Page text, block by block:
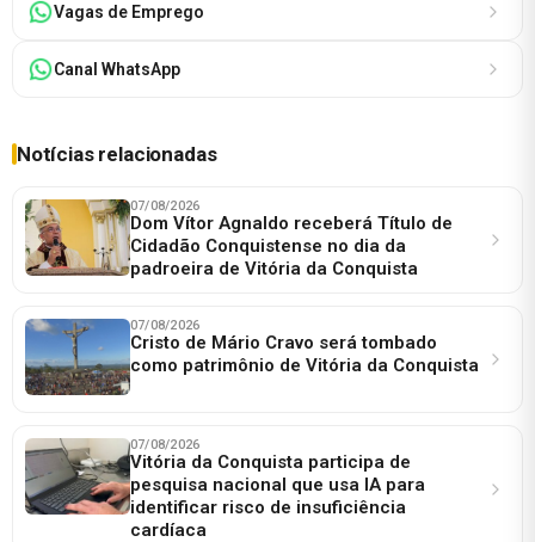
Vagas de Emprego
Canal WhatsApp
Notícias relacionadas
07/08/2026
Dom Vítor Agnaldo receberá Título de
Cidadão Conquistense no dia da
padroeira de Vitória da Conquista
07/08/2026
Cristo de Mário Cravo será tombado
como patrimônio de Vitória da Conquista
07/08/2026
Vitória da Conquista participa de
pesquisa nacional que usa IA para
identificar risco de insuficiência
cardíaca